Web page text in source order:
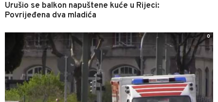
Urušio se balkon napuštene kuće u Rijeci:
Povrijeđena dva mladića
0